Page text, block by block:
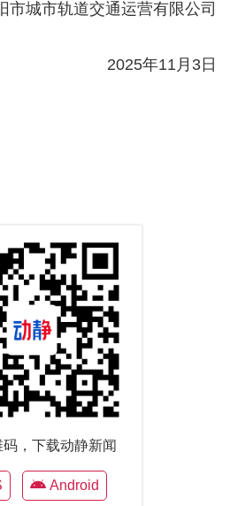
市城市轨道交通运营有限公司
2025年11月3日
，下载动静新闻
Android